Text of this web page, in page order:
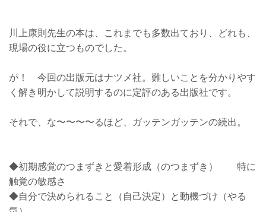
川上康則先生の本は、これまでも多数出ており、どれも、
現場の役に立つものでした。
が！ 今回の出版元はナツメ社。 難しいことを分かりやす
く解き明かして説明するのに定評のある出版社です。
それで、な〜〜〜〜るほど、ガッテンガッテンの続出。
◆初期感覚のつまずきと愛着形成（のつまずき）
特に
触覚の敏感さ
◆自分で決められること（自己決定）と動機づけ（やる